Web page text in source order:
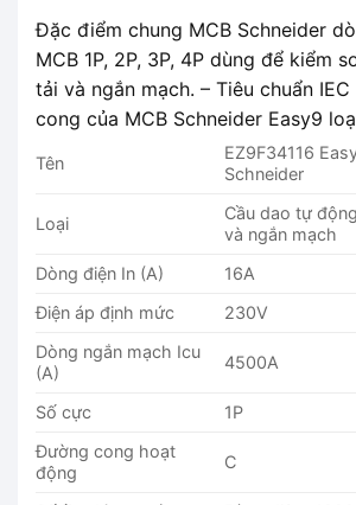
Đặc điểm chung MCB Schneider
MCB 1P, 2P, 3P, 4P dùng để kiểm
tải và ngắn mạch. – Tiêu chuẩn
cong của MCB Schneider Easy9
Tên
EZ9F34116
Schneider
Loại
Cầu dao tự
và ngắn mạch
Dòng điện In (A)
16A
Điện áp định mức
230V
Dòng ngắn mạch Icu
(A)
4500A
Số cực
1P
Đường cong hoạt
động
C